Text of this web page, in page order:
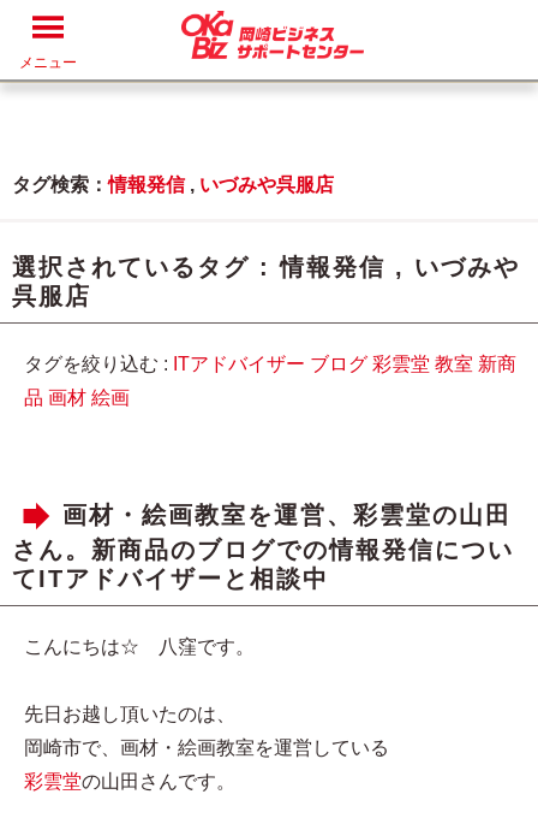
メニュー
タグ検索：情報発信, いづみや呉服店
選択されているタグ :情報発信 , いづみや
呉服店
タグを絞り込む : ITアドバイザー ブログ 彩雲堂 教室 新商
品 画材 絵画
画材・絵画教室を運営、彩雲堂の山田
さん。新商品のブログでの情報発信につい
てITアドバイザーと相談中
こんにちは☆ 八窪です。
先日お越し頂いたのは、
岡崎市で、画材・絵画教室を運営している
彩雲堂の山田さんです。